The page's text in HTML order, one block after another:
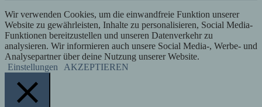
Wir verwenden Cookies, um die einwandfreie Funktion unserer
Website zu gewährleisten, Inhalte zu personalisieren, Social Media-
Funktionen bereitzustellen und unseren Datenverkehr zu
analysieren. Wir informieren auch unsere Social Media-, Werbe- und
Analysepartner über deine Nutzung unserer Website.
Einstellungen
AKZEPTIEREN